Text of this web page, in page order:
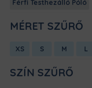
Férfi Testhezálló Póló
MÉRET SZŰRŐ
XS S M L
SZÍN SZŰRŐ